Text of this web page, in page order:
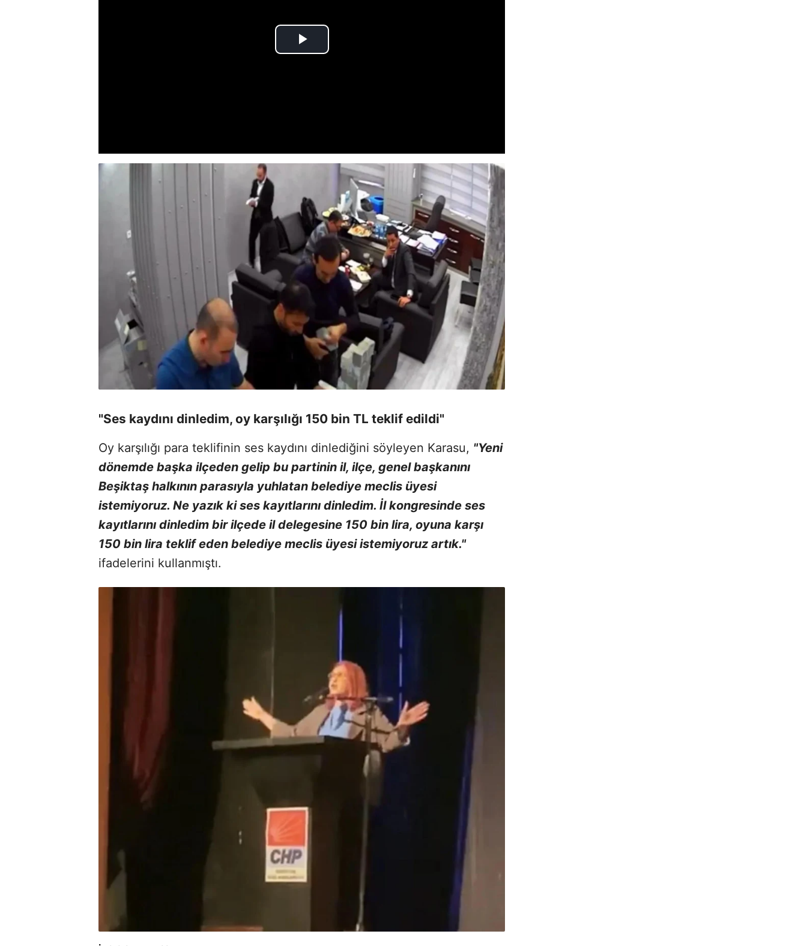
"Ses kaydını dinledim, oy karşılığı 150 bin TL teklif edildi"
Oy karşılığı para teklifinin ses kaydını dinlediğini söyleyen Karasu, "Yeni
dönemde başka ilçeden gelip bu partinin il, ilçe, genel başkanını
Beşiktaş halkının parasıyla yuhlatan belediye meclis üyesi
istemiyoruz. Ne yazık ki ses kayıtlarını dinledim. İl kongresinde ses
kayıtlarını dinledim bir ilçede il delegesine 150 bin lira, oyuna karşı
150 bin lira teklif eden belediye meclis üyesi istemiyoruz artık."
ifadelerini kullanmıştı.